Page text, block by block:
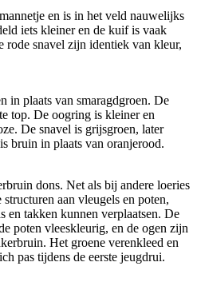
en is in het veld nauwelijks
iets kleiner en de kuif is vaak
rode snavel zijn identiek van kleur,
in plaats van smaragdgroen. De
top. De oogring is kleiner en
De snavel is grijsgroen, later
bruin in plaats van oranjerood.
dons. Net als bij andere loeries
aan vleugels en poten,
en takken kunnen verplaatsen. De
poten vleeskleurig, en de ogen zijn
Het groene verenkleed en
pas tijdens de eerste jeugdrui.